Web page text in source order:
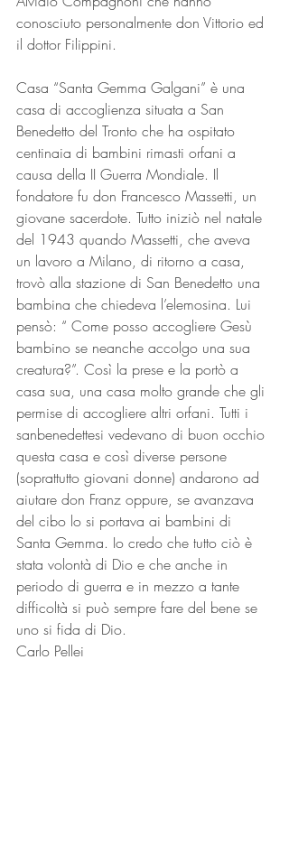
conosciuto personalmente don Vittorio ed
il dottor Filippini.
Casa “Santa Gemma Galgani” è una
casa di accoglienza situata a San
Benedetto del Tronto che ha ospitato
centinaia di bambini rimasti orfani a
causa della II Guerra Mondiale. Il
fondatore fu don Francesco Massetti, un
giovane sacerdote. Tutto iniziò nel natale
del 1943 quando Massetti, che aveva
un lavoro a Milano, di ritorno a casa,
trovò alla stazione di San Benedetto una
bambina che chiedeva l’elemosina. Lui
pensò: “ Come posso accogliere Gesù
bambino se neanche accolgo una sua
creatura?”. Così la prese e la portò a
casa sua, una casa molto grande che gli
permise di accogliere altri orfani. Tutti i
sanbenedettesi vedevano di buon occhio
questa casa e così diverse persone
(soprattutto giovani donne) andarono ad
aiutare don Franz oppure, se avanzava
del cibo lo si portava ai bambini di
Santa Gemma. Io credo che tutto ciò è
stata volontà di Dio e che anche in
periodo di guerra e in mezzo a tante
difficoltà si può sempre fare del bene se
uno si fida di Dio.
Carlo Pellei